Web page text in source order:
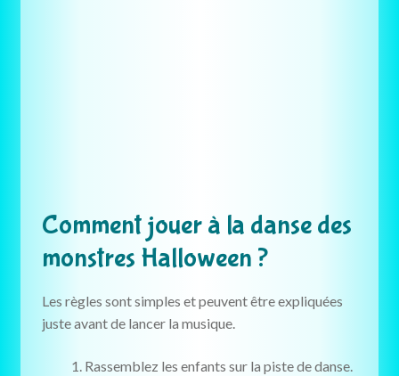
Comment jouer à la danse des
monstres Halloween ?
Les règles sont simples et peuvent être expliquées
juste avant de lancer la musique.
Rassemblez les enfants sur la piste de danse.